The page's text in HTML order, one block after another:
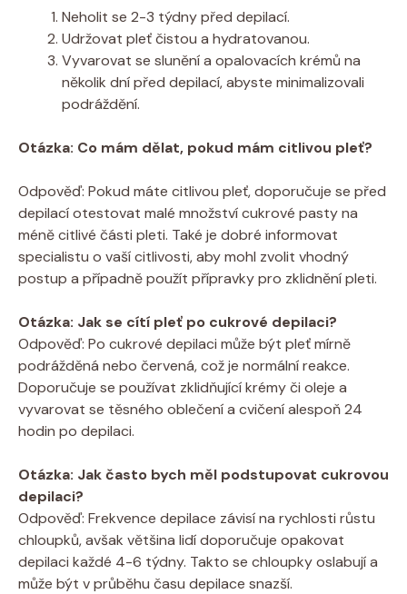
Neholit se​ 2-3 týdny​ před depilací.
Udržovat pleť čistou a hydratovanou.
Vyvarovat se slunění a opalovacích krémů na
několik dní před depilací, abyste minimalizovali
‌podráždění.
Otázka: Co mám dělat, pokud mám citlivou pleť?
Odpověď: ⁣Pokud máte citlivou pleť, doporučuje se před⁣
depilací otestovat⁢ malé množství cukrové pasty na
‌méně‌ citlivé části pleti. Také je dobré informovat⁤
specialistu⁤ o‍ vaší‌ citlivosti, aby mohl zvolit vhodný
postup a případně použít přípravky pro zklidnění pleti.
Otázka: Jak se⁣ cítí pleť po cukrové depilaci?
Odpověď: Po cukrové depilaci může být pleť mírně‌
podrážděná⁣ nebo červená, což je normální reakce.
Doporučuje se používat zklidňující krémy či oleje a
vyvarovat se těsného oblečení a ‌cvičení alespoň 24
hodin po depilaci.
Otázka: Jak často bych měl‍ podstupovat⁤ cukrovou
depilaci?
Odpověď: Frekvence depilace závisí na rychlosti růstu
chloupků,​ avšak většina ‍lidí doporučuje opakovat​
depilaci každé⁣ 4-6 ‌týdny. Takto se chloupky oslabují a
může‌ být v průběhu času depilace⁣ snazší.